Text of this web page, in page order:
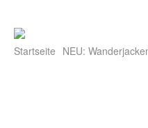
Startseite NEU: